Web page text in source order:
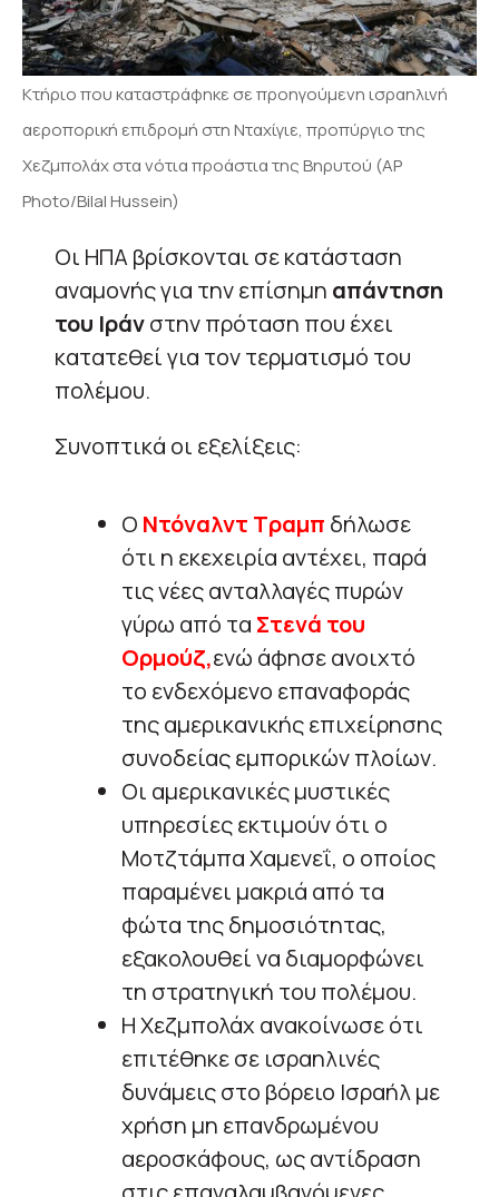
Κτήριο που καταστράφηκε σε προηγούμενη ισραηλινή
αεροπορική επιδρομή στη Νταχίγιε, προπύργιο της
Χεζμπολάχ στα νότια προάστια της Βηρυτού (AP
Photo/Bilal Hussein)
Οι ΗΠΑ βρίσκονται σε κατάσταση
αναμονής για την επίσημη απάντηση
του Ιράνστην πρόταση που έχει
κατατεθεί για τον τερματισμό του
πολέμου.
Συνοπτικά οι εξελίξεις:
Ο Ντόναλντ Τραμπ δήλωσε
ότι η εκεχειρία αντέχει, παρά
τις νέες ανταλλαγές πυρών
γύρω από τα Στενά του
Ορμούζ,ενώ άφησε ανοιχτό
το ενδεχόμενο επαναφοράς
της αμερικανικής επιχείρησης
συνοδείας εμπορικών πλοίων.
Οι αμερικανικές μυστικές
υπηρεσίες εκτιμούν ότι ο
Μοτζτάμπα Χαμενεΐ, ο οποίος
παραμένει μακριά από τα
φώτα της δημοσιότητας,
εξακολουθεί να διαμορφώνει
τη στρατηγική του πολέμου.
Η Χεζμπολάχ ανακοίνωσε ότι
επιτέθηκε σε ισραηλινές
δυνάμεις στο βόρειο Ισραήλ με
χρήση μη επανδρωμένου
αεροσκάφους, ως αντίδραση